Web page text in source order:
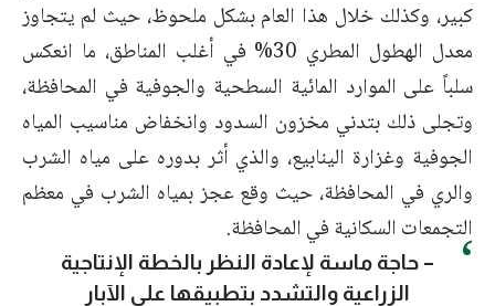
كبير، وكذلك خلال هذا العام بشكل ملحوظ، حيث لم يتجاوز
معدل الهطول المطري 30% في أغلب المناطق، ما انعكس
سلباً على الموارد المائية السطحية والجوفية في المحافظة،
وتجلى ذلك بتدني مخزون السدود وانخفاض مناسيب المياه
الجوفية وغزارة الينابيع، والذي أثر بدوره على مياه الشرب
والري في المحافظة، حيث وقع عجز بمياه الشرب في معظم
التجمعات السكانية في المحافظة.
– حاجة ماسة لإعادة النظر بالخطة الإنتاجية
الزراعية والتشدد بتطبيقها على الآبار